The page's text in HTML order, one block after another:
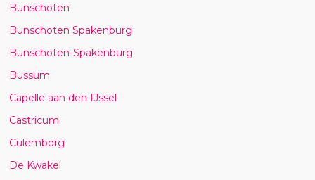
Bunschoten
Bunschoten Spakenburg
Bunschoten-Spakenburg
Bussum
Capelle aan den IJssel
Castricum
Culemborg
De Kwakel